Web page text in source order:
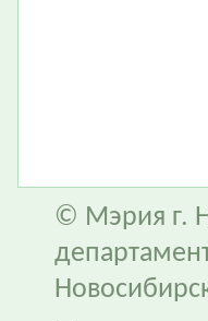
© Мэрия г.